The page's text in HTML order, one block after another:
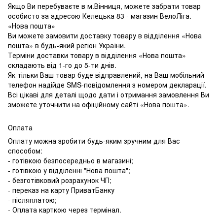
Якщо Ви перебуваєте в м.Вінниця, можете забрати товар
особисто за адресою Келецька 83 - магазин ВелоЛіга.
«Нова пошта»
Ви можете замовити доставку товару в відділення «Нова
пошта» в будь-який регіон України.
Терміни доставки товару в відділення «Нова пошта»
складають від 1-го до 5-ти днів.
Як тільки Ваш товар буде відправлений, на Ваш мобільний
телефон надійде SMS-повідомлення з номером декларації.
Всі цікаві для деталі щодо дати і отримання замовлення Ви
зможете уточнити на офіційному сайті «Нова пошта».
Оплата
Оплату можна зробити будь-яким зручним для Вас
способом:
- готівкою безпосередньо в магазині;
- готівкою у відділенні "Нова пошта";
- безготівковий розрахунок ЧП;
- переказ на карту ПриватБанку
- післяплатою;
- Оплата карткою через термінал.